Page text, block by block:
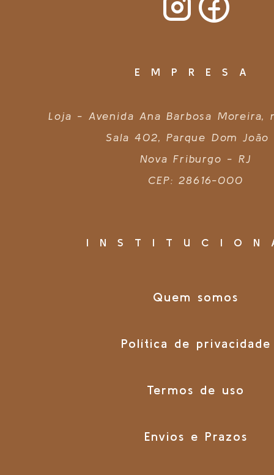
EMPRESA
Loja - Avenida Ana Barbosa Moreira,
Sala 402, Parque Dom João
Nova Friburgo - RJ
CEP: 28616-000
Quem somos
Política de privacidade
Termos de uso
Envios e Prazos